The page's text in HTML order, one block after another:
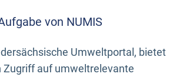
von NUMIS
Umweltportal, bietet
Zugriff auf umweltrelevante